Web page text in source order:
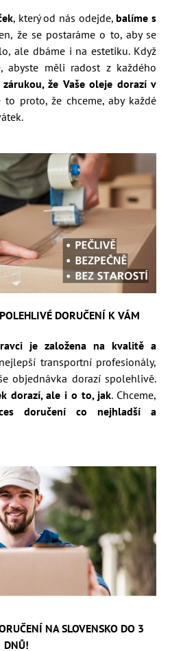
, který od nás odejde,balíme s
že se postaráme o to, aby se
ale dbáme i na estetiku. Když
abyste měli radost z každého
že Vaše oleje dorazí v
to proto, že chceme, aby každé
DORUČENÍ K VÁM
je založena na kvalitě a
transportní profesionály,
objednávka dorazí spolehlivě.
dorazí, ale i o to, jak. Chceme,
doručení co nejhladší a
NA SLOVENSKO DO 3
DNŮ!